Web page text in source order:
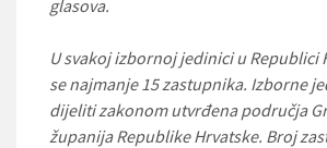
glasova.
U svakoj izbornoj jedinici u Republici
se najmanje 15 zastupnika. Izborne
dijeliti zakonom utvrđena područja
županija Republike Hrvatske. Broj